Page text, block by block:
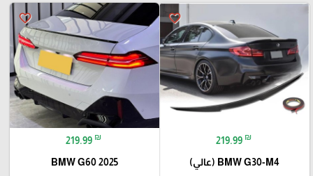
favorite_border
219.99 ₪
BMW G30-M4 (عالي)
favorite_border
219.99 ₪
BMW G60 2025